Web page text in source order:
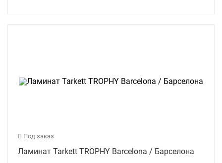
Под заказ
Ламинат Tarkett TROPHY Barcelona / Барселона